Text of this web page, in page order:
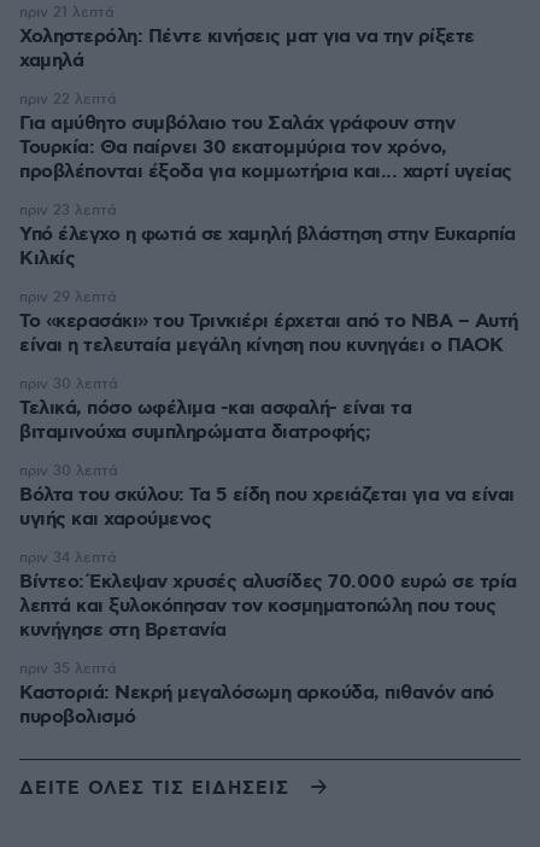
Χοληστερόλη: Πέντε κινήσεις ματ για να την ρίξετε
χαμηλά
πριν 21 λεπτά
Για αμύθητο συμβόλαιο του Σαλάχ γράφουν στην
Τουρκία: Θα παίρνει 30 εκατομμύρια τον χρόνο,
προβλέπονται έξοδα για κομμωτήρια και... χαρτί υγείας
πριν 22 λεπτά
Υπό έλεγχο η φωτιά σε χαμηλή βλάστηση στην Ευκαρπία
Κιλκίς
πριν 23 λεπτά
Το «κερασάκι» του Τρινκιέρι έρχεται από το NBA – Αυτή
είναι η τελευταία μεγάλη κίνηση που κυνηγάει ο ΠΑΟΚ
πριν 29 λεπτά
Τελικά, πόσο ωφέλιμα -και ασφαλή- είναι τα
βιταμινούχα συμπληρώματα διατροφής;
πριν 30 λεπτά
Βόλτα του σκύλου: Τα 5 είδη που χρειάζεται για να είναι
υγιής και χαρούμενος
πριν 30 λεπτά
Βίντεο: Έκλεψαν χρυσές αλυσίδες 70.000 ευρώ σε τρία
λεπτά και ξυλοκόπησαν τον κοσμηματοπώλη που τους
κυνήγησε στη Βρετανία
πριν 34 λεπτά
Καστοριά: Νεκρή μεγαλόσωμη αρκούδα, πιθανόν από
πυροβολισμό
πριν 35 λεπτά
ΔΕΙΤΕ ΟΛΕΣ ΤΙΣ ΕΙΔΗΣΕΙΣ